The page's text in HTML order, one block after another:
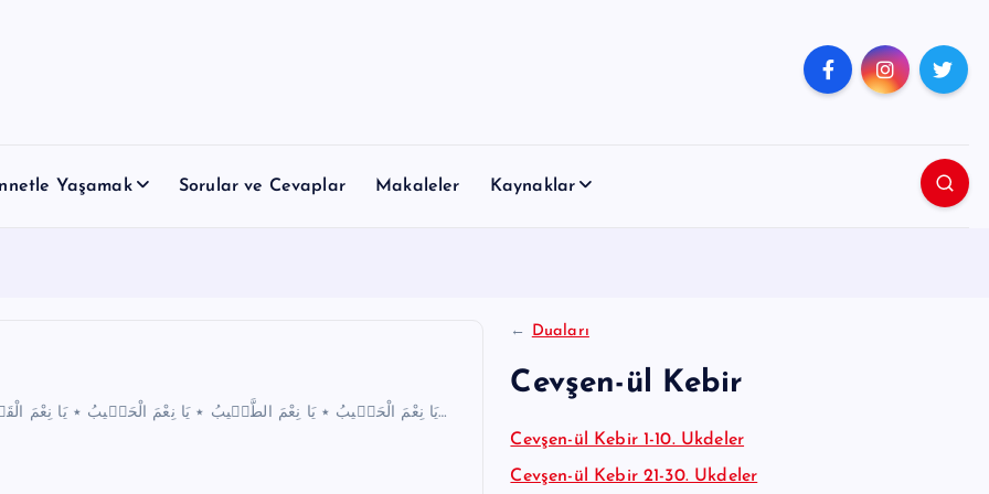
Yaşamak Sorular ve Cevaplar Makaleler Kaynaklar
يَا نِعْمَ الْحَب۪يبُ ٭ يَا نِعْمَ الطَّب۪يبُ ٭ يَا نِعْمَ الْحَس۪يبُ ٭ يَا نِعْمَ الْقَر۪يبُ ٭ يَا نِعْمَ الرَّق۪يبُ ٭ يَا نِعْمَ الْمُج۪يبُ ٭ يَا نِعْمَ اْلاَن۪يسُ ٭ يَا…
← Duaları
Cevşen-ül Kebir
Cevşen-ül Kebir 1-10. Ukdeler
Cevşen-ül Kebir 21-30. Ukdeler